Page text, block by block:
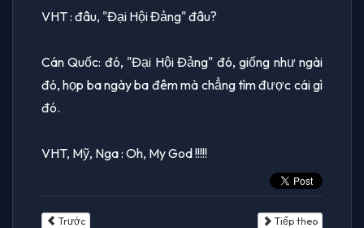
VHT : đâu, "Đại Hội Đảng" đâu?
Cán Quốc: đó, "Đại Hội Đảng" đó, giống như ngài
đó, họp ba ngày ba đêm mà chẳng tìm được cái gì
đó.
VHT, Mỹ, Nga : Oh, My God !!!!!
Trước Tiếp theo